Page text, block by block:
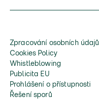
Zpracování osobních údajů
Cookies Policy
Whistleblowing
Publicita EU
Prohlášení o přístupnosti
Řešení sporů